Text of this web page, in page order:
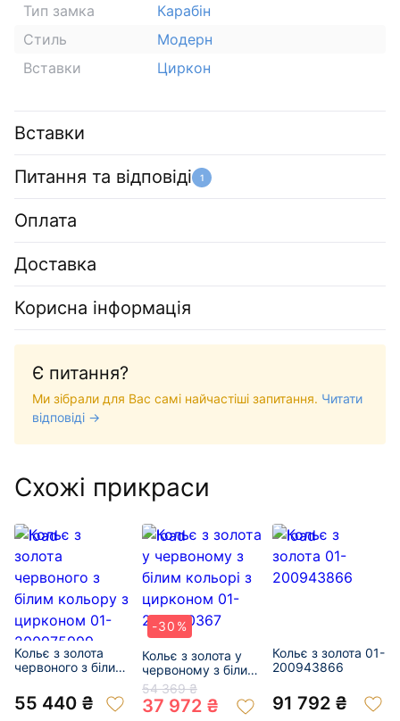
Тип замка
Карабін
Стиль
Модерн
Вставки
Циркон
Вставки
Питання та відповіді 1
Оплата
Доставка
Корисна інформація
Є питання?
Ми зібрали для Вас самі найчастіші запитання. Читати
відповіді →
Схожі прикраси
Кольє з золота
червоного з білим
цирконом 01-
200975999
55 440 ₴
-30%
Кольє з золота у
червоному з білим
кольорі з
цирконом 01-
200330367
54 369 ₴
37 972 ₴
Кольє з золота 01-
200943866
91 792 ₴